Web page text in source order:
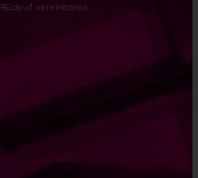
Rückruf vereinbaren